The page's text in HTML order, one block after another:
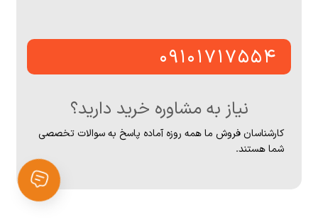
۰۹۱۰۱۷۱۷۵۵۴
نیاز به مشاوره خرید دارید؟
کارشناسان فروش ما همه روزه آماده پاسخ به سوالات تخصصی
شما هستند.